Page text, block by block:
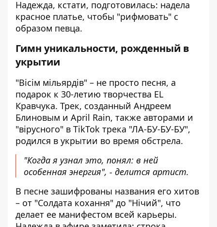
Надежда, кстати, подготовилась: надела
красное платье, чтобы "рифмовать" с
образом певца.
Гимн уникальности, рожденный в
укрытии
"Вісім мільярдів" – не просто песня, а
подарок к 30-летию творчества EL
Кравчука. Трек, созданный Андреем
Блиновым и April Rain, также авторами и
"вірусного" в TikTok трека "ЛА-БУ-БУ-БУ",
родился в укрытии во время обстрела.
"Когда я узнал это, понял: в ней
особенная энергия", - делится артист.
В песне зашифрованы названия его хитов
– от "Солдата кохання" до "Нічий", что
делает ее манифестом всей карьеры.